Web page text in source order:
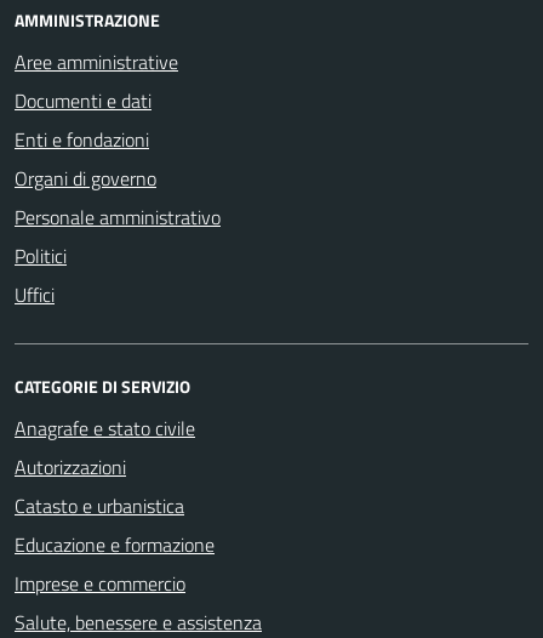
AMMINISTRAZIONE
Aree amministrative
Documenti e dati
Enti e fondazioni
Organi di governo
Personale amministrativo
Politici
Uffici
CATEGORIE DI SERVIZIO
Anagrafe e stato civile
Autorizzazioni
Catasto e urbanistica
Educazione e formazione
Imprese e commercio
Salute, benessere e assistenza